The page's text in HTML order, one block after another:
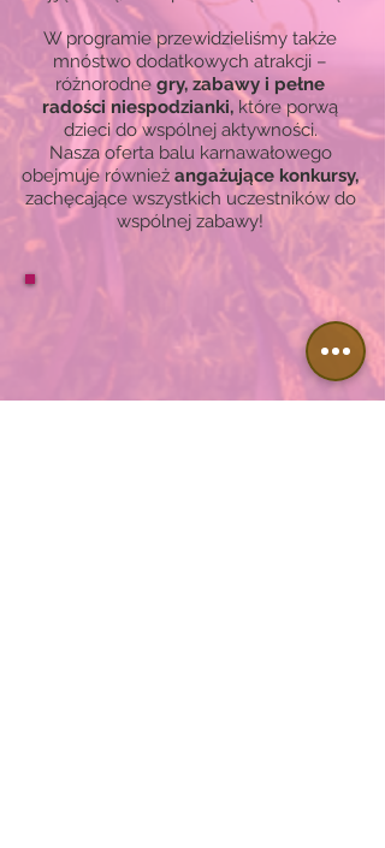
W programie przewidzieliśmy także
mnóstwo dodatkowych atrakcji –
różnorodne gry, zabawy i pełne
radości niespodzianki, które porwą
dzieci do wspólnej aktywności.
Nasza oferta balu karnawałowego
obejmuje również angażujące konkursy,
zachęcające wszystkich uczestników do
wspólnej zabawy!